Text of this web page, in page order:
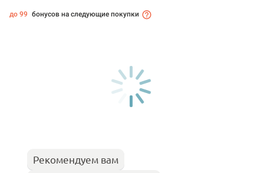
до 99 бонусов на следующие покупки
Рекомендуем вам